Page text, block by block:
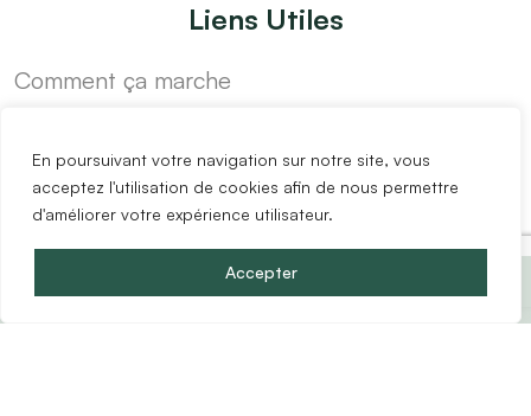
En poursuivant votre navigation sur notre site, vous
acceptez l'utilisation de cookies afin de nous permettre
d'améliorer votre expérience utilisateur.
Accepter
Prix du pack :
(66éléments)
Liens Utiles
Comment ça marche
Pack sur mesure
Avis clients
Concevoir mon pack